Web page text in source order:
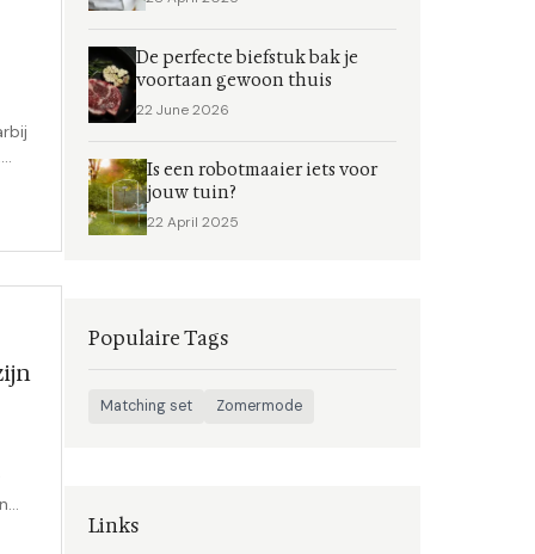
De perfecte biefstuk bak je
voortaan gewoon thuis
22 June 2026
Is een robotmaaier iets voor
jouw tuin?
22 April 2025
Populaire Tags
Matching set Zomermode
Links